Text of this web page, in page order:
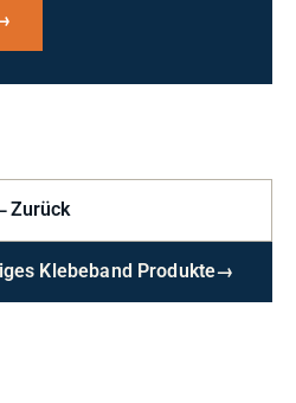
Zurück
Klebeband Produkte→